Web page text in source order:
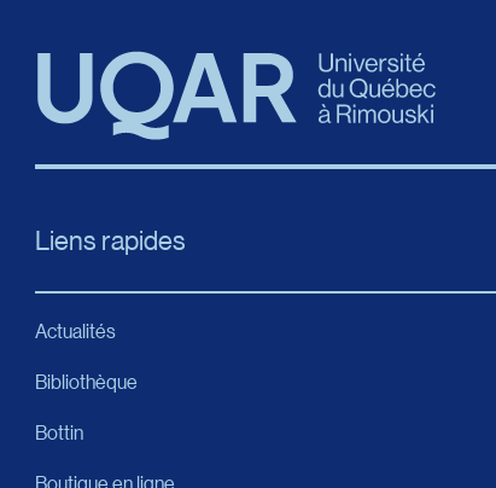
Liens rapides
Actualités
Bibliothèque
Bottin
Boutique en ligne